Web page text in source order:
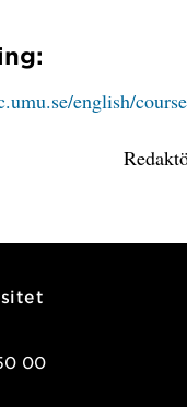
english/
00